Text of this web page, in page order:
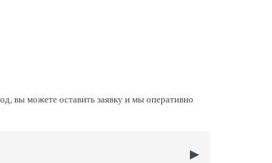
вы можете оставить заявку и мы оперативно